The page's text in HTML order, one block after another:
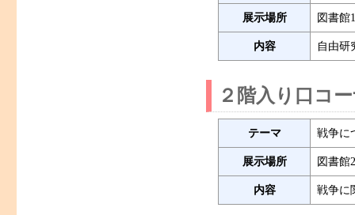
展示場所 図書
内容 自由研
２階入り口コ
テーマ 戦争に
展示場所 図書館
内容 戦争に